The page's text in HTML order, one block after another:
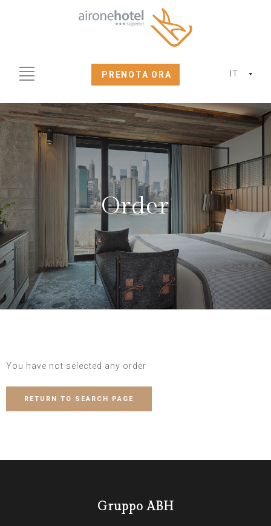
PRENOTA ORA IT
Order
You have not selected any order
RETURN TO SEARCH PAGE
Gruppo ABH